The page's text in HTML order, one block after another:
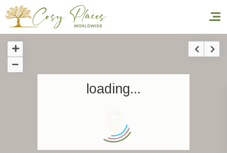
Accueil
Réserver un séjour
World’s Best Hotels
loading...